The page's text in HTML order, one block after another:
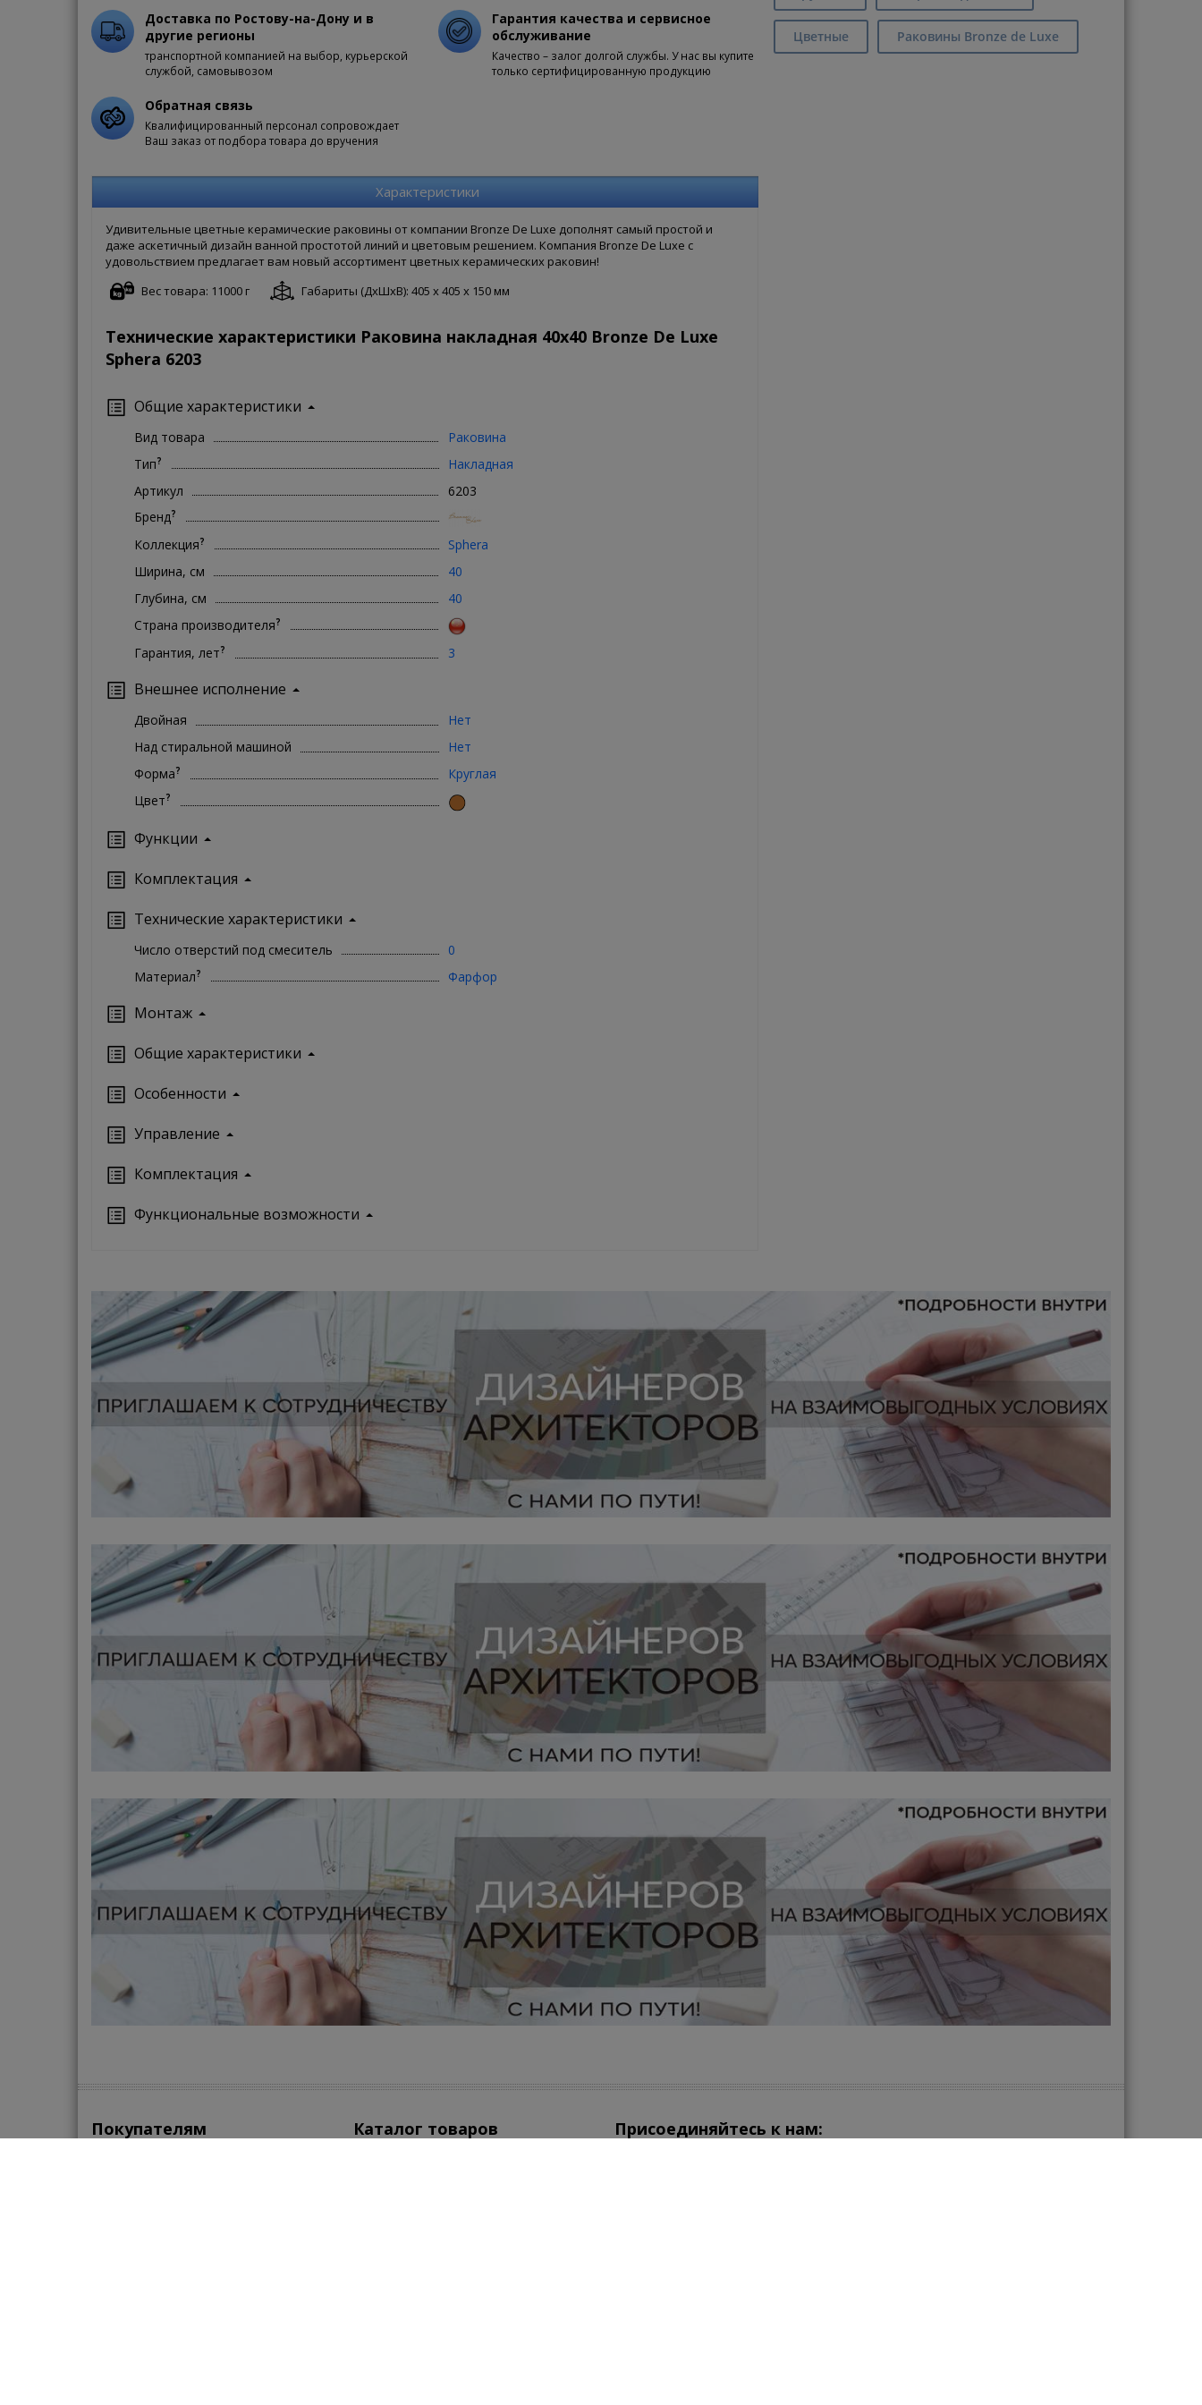
Цветные Раковины Bronze de Luxe
Доставка по Ростову-на-Дону и в
другие регионы
транспортной компанией на выбор, курьерской
службой, самовывозом
Гарантия качества и сервисное
обслуживание
Качество – залог долгой службы. У нас вы купите
только сертифицированную продукцию
Обратная связь
Квалифицированный персонал сопровождает
Ваш заказ от подбора товара до вручения
Характеристики
Удивительные цветные керамические раковины от компании Bronze De Luxe дополнят самый простой и
даже аскетичный дизайн ванной простотой линий и цветовым решением. Компания Bronze De Luxe с
удовольствием предлагает вам новый ассортимент цветных керамических раковин!
Вес товара: 11000 г
Габариты (ДxШxВ): 405 x 405 x 150 мм
Технические характеристики Раковина накладная 40х40 Bronze De Luxe
Sphera 6203
Общие характеристики
Вид товара
Раковина
Тип?
Накладная
Артикул
6203
Бренд?
Коллекция?
Sphera
Ширина, см
40
Глубина, см
40
Страна производителя?
Гарантия, лет? 3
Внешнее исполнение
Двойная
Нет
Над стиральной машиной
Нет
Форма?
Круглая
Цвет?
Функции
Комплектация
Технические характеристики
Число отверстий под смеситель
0
Материал? Фарфор
Монтаж
Oбщие характеристики
Особенности
Управление
Кoмплектация
Функциональные возможности
Покупателям Каталог товаров Присоединяйтесь к нам: